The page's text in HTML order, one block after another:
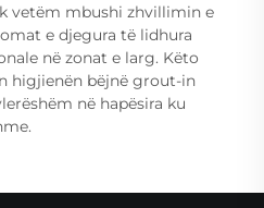
vetëm mbushi zhvillimin e
e djegura të lidhura
në zonat e larg. Këto
higjienën bëjnë grout-in
në hapësira ku